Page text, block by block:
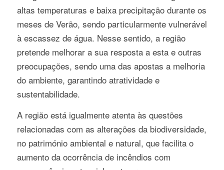
altas temperaturas e baixa precipitação durante os
meses de Verão, sendo particularmente vulnerável
à escassez de água. Nesse sentido, a região
pretende melhorar a sua resposta a esta e outras
preocupações, sendo uma das apostas a melhoria
do ambiente, garantindo atratividade e
sustentabilidade.
A região está igualmente atenta às questões
relacionadas com as alterações da biodiversidade,
no património ambiental e natural, que facilita o
aumento da ocorrência de incêndios com